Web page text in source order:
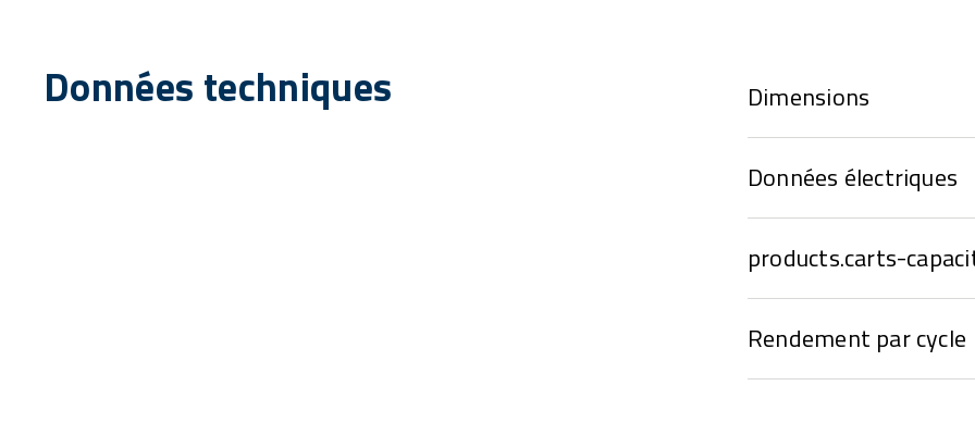
Données techniques Dimensions
Données électriques
products.carts-
Rendement par cycle